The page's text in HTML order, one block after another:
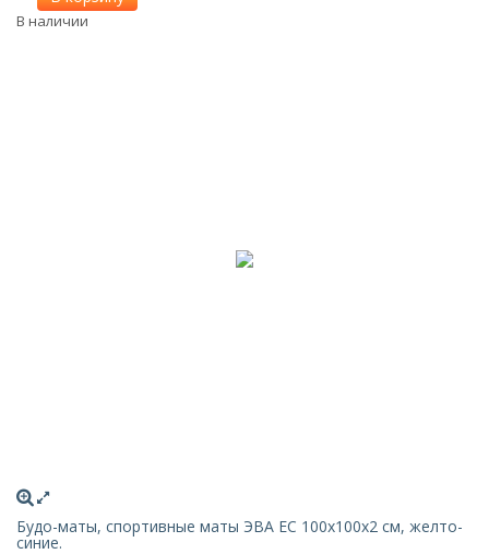
В наличии
Будо-маты, спортивные маты ЭВА EC 100х100x2 см, желто-
синие.